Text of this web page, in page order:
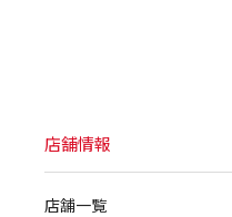
店舗情報
店舗一覧